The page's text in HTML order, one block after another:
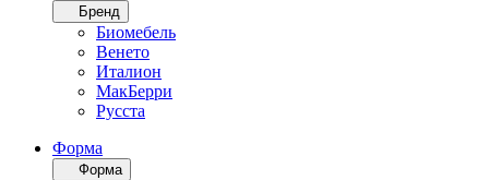
Бренд
Биомебель
Венето
Италион
МакБерри
Русста
Форма
Форма